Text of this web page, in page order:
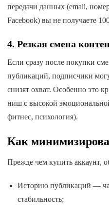
передачи данных (email,
Facebook) вы не получаете
4. Резкая смена
Если сразу после покупки
публикаций, подписчики
снизят охват. Особенно это
ниш с высокой
фитнес, психология).
Как
Прежде чем купить аккаунт,
Историю публикаций —
стабильность;